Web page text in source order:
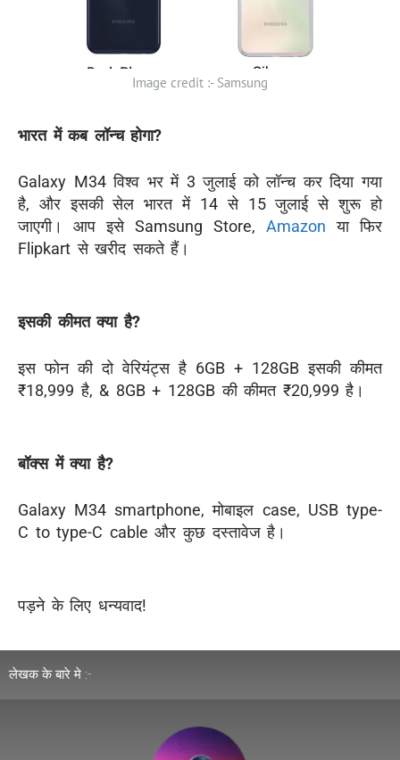
Image credit :- Samsung
भारत में कब लॉन्च होगा?
Galaxy M34 विश्व भर में 3 जुलाई को लॉन्च कर दिया गया
है, और इसकी सेल भारत में 14 से 15 जुलाई से शुरू हो
जाएगी। आप इसे Samsung Store, Amazon या फिर
Flipkart से खरीद सकते हैं।
इसकी कीमत क्या है?
इस फोन की दो वेरियंट्स है 6GB + 128GB इसकी कीमत
₹18,999 है, & 8GB + 128GB की कीमत ₹20,999 है।
बॉक्स में क्या है?
Galaxy M34 smartphone, मोबाइल case, USB type-
C to type-C cable और कुछ दस्तावेज है।
पड़ने के लिए धन्यवाद!
लेखक के बारे मे :-